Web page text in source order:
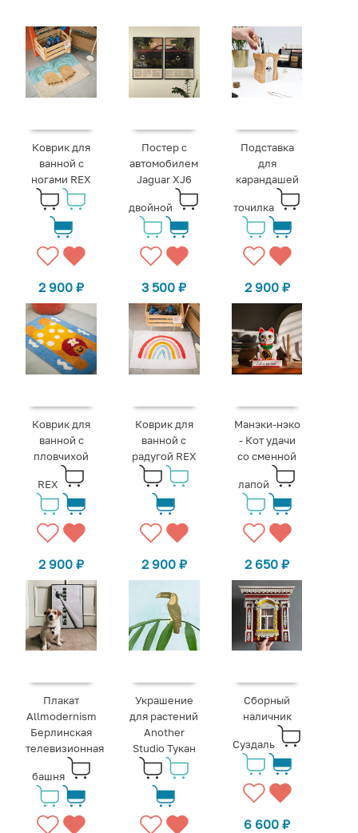
Коврик для
ванной с
ногами REX
2 900₽
Постер с
автомобилем
Jaguar XJ6
двойной
3 500₽
Подставка
для
карандашей
точилка
2 900 ₽
Коврик для
ванной с
пловчихой
REX
2 900₽
Коврик для
ванной с
радугой REX
2 900 ₽
Манэки-нэко
- Кот удачи
со сменной
лапой
2 650₽
Плакат
Allmodernism
Берлинская
телевизионная
башня
Украшение
для растений
Another
Studio Тукан
Сборный
наличник
Суздаль
6 600₽